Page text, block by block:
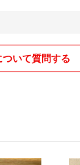
変更無しの画像
ります。』
いて質問する